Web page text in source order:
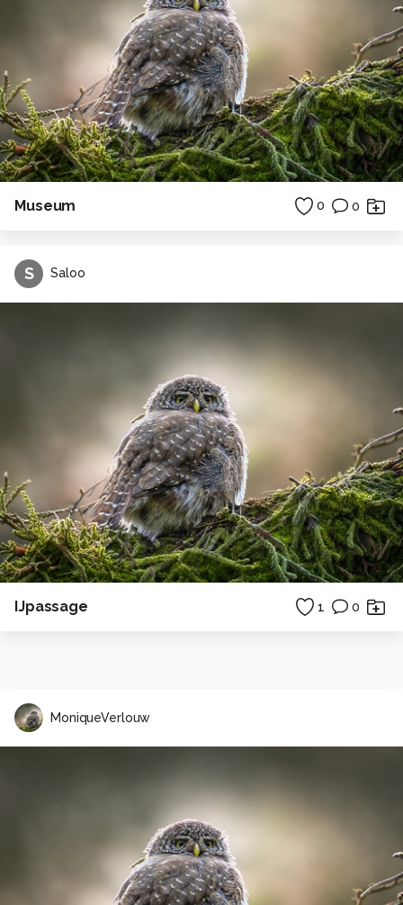
Museum 0 0
S Saloo
IJpassage 1 0
MoniqueVerlouw